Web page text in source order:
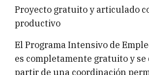
Proyecto gratuito y articulado
productivo
El Programa Intensivo de
es completamente gratuito y
partir de una coordinación